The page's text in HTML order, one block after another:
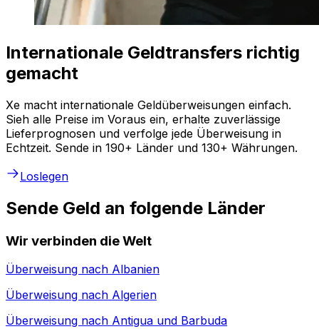
Internationale Geldtransfers richtig
gemacht
Xe macht internationale Geldüberweisungen einfach.
Sieh alle Preise im Voraus ein, erhalte zuverlässige
Lieferprognosen und verfolge jede Überweisung in
Echtzeit. Sende in 190+ Länder und 130+ Währungen.
Loslegen
Sende Geld an folgende Länder
Wir verbinden die Welt
Überweisung nach Albanien
Überweisung nach Algerien
Überweisung nach Antigua und Barbuda